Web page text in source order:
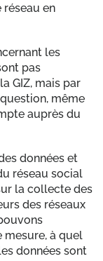
réseau en
les
pas
GIZ, mais par
même
auprès du
données et
réseau social
la collecte des
des réseaux
mesure, à quel
données sont